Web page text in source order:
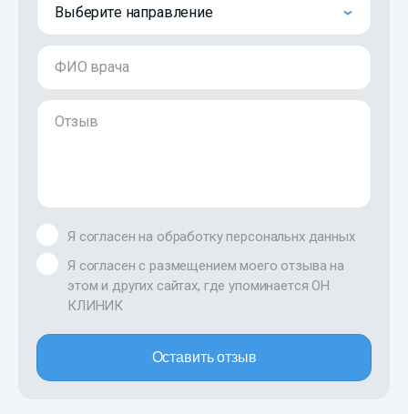
Выберите направление
ФИО врача
Отзыв
Я согласен на обработку персональнх данных
Я согласен с размещением моего отзыва на
этом и других сайтах, где упоминается ОН
КЛИНИК
Оставить отзыв